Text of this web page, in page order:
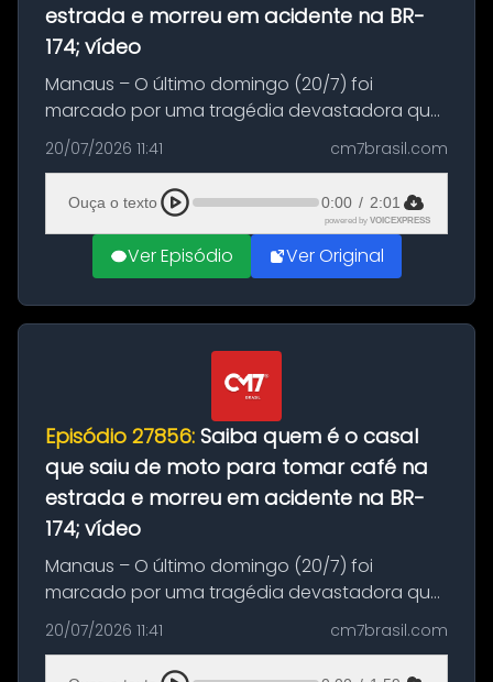
estrada e morreu em acidente na BR-
174; vídeo
Manaus – O último domingo (20/7) foi
marcado por uma tragédia devastadora que
resultou na morte precoce de dois jovens na
BR-174, na zona rural de Manaus. Um passeio
com destino a um típico café regio...
20/07/2026 11:41 cm7brasil.com
Ouça o texto 0:00 / 2:01
powered by VOICEXPRESS
Ver Episódio Ver Original
Episódio 27856: Saiba quem é o casal
que saiu de moto para tomar café na
estrada e morreu em acidente na BR-
174; vídeo
Manaus – O último domingo (20/7) foi
marcado por uma tragédia devastadora que
resultou na morte precoce de dois jovens na
BR-174, na zona rural de Manaus. Um passeio
com destino a um típico café regio...
20/07/2026 11:41 cm7brasil.com